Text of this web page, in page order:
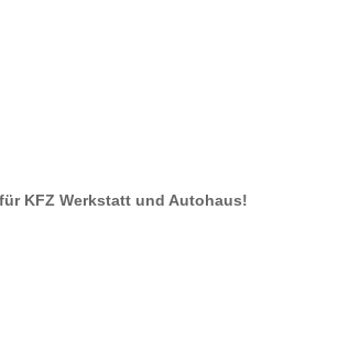
KFZ Werkstatt und Autohaus!